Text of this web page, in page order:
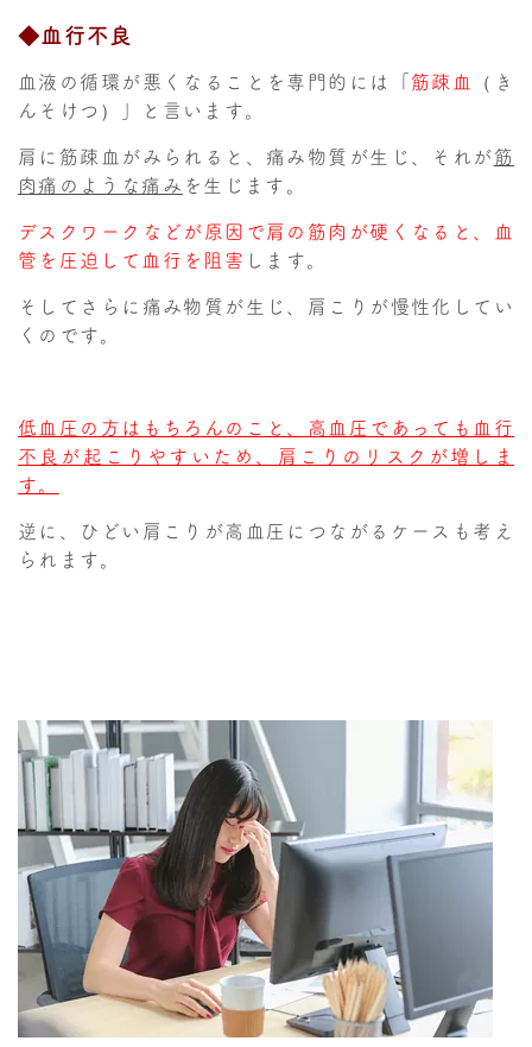
◆血行不良
血液の循環が悪くなることを専門的には「筋疎血
（き
んそけつ）」と言います。
肩に筋疎血がみられると、痛み物質が生じ、それが筋
肉痛のような痛み を生じます。
デスクワークなどが原因で肩の筋肉が硬くなると、血
管を圧迫して血行を阻害 します。
そしてさらに痛み物質が生じ、肩こりが慢性化してい
くのです。
低血圧の方はもちろんのこと、高血圧であっても血行
不良が起こりやすいため、肩こりのリスクが増しま
す。
逆に、ひどい肩こりが高血圧につながるケースも考え
られます。